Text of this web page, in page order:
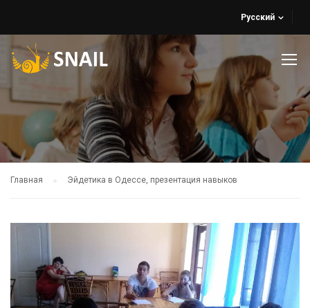
Русский
Главная Эйдетика в Одессе, презентация навыков